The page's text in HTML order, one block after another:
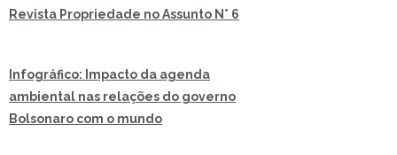
Revista Propriedade no Assunto N° 6
Infográfico: Impacto da agenda
ambiental nas relações do governo
Bolsonaro com o mundo